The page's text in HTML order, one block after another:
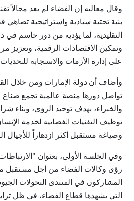
وقال معاليه إن الفضاء لم يعد مجالاً
بنية تحتية سيادية واستراتيجية تضاهي
التقليدية، لما يؤديه من دور حاسم في
وتمكين الاقتصادات الرقمية، وتعزيز
على إدارة الأزمات والاستجابة للتحديات
وأضاف أن دولة الإمارات ومن خلال
تواصل دورها منصة عالمية تجمع صناع
والخبراء، بهدف توحيد الرؤى، وبناء
توظيف التقنيات الفضائية لخدمة
وصياغة مستقبل أكثر ازدهاراً للأجيال
وفي الجلسة الأولى، بعنوان
رؤى وكالات الفضاء من أجل مستقبل
المشاركون في المنتدى التحولات
التي يشهدها قطاع الفضاء، في ظل